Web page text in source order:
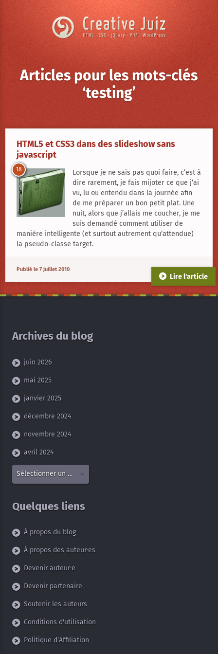
Articles pour les mots-clés
‘testing’
Articles
propos
de
HTML5
javascript
HTML5 et CSS3 dans des slideshow sans
javascript
18
Lorsque je ne sais pas quoi faire, c’est à
dire rarement, je fais mijoter ce que j’ai
vu, lu ou entendu dans la journée afin
de me préparer un bon petit plat. Une
nuit, alors que j’allais me coucher, je me
suis demandé comment utiliser de
manière intelligente (et surtout autrement qu’attendue)
la pseudo-classe target.
Publié le 7 juillet 2010
Lire l'article
Archives du blog
juin 2026
mai 2025
janvier 2025
décembre 2024
novembre 2024
avril 2024
Sélectionner un mois
Quelques liens
À propos du blog
À propos des auteur·es
Devenir auteur·e
Devenir partenaire
Soutenir les auteurs
Conditions d'utilisation
Politique d'Affiliation